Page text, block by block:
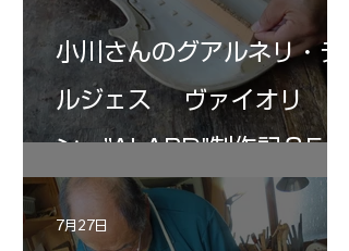
小川さんのグアルネリ・デ
ルジェス ヴァイオリ
ン ”ALARD"制作記３5
7月27日